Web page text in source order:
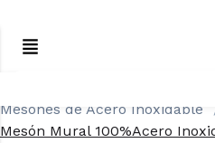
Mesones de Acero Inoxidable
Mesón Mural 100%Acero